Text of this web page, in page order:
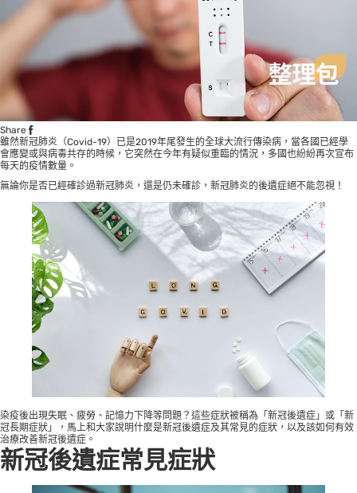
Share
雖然新冠肺炎（Covid-19）已是2019年尾發生的全球大流行傳染病，當各國已經學
會應變或與病毒共存的時候，它突然在今年有疑似重臨的情況，多國也紛紛再次宣布
每天的疫情數量。
無論你是否已經確診過新冠肺炎，還是仍未確診，新冠肺炎的後遺症絕不能忽視！
染疫後出現失眠、疲勞、記憶力下降等問題？這些症狀被稱為「新冠後遺症」或「新
冠長期症狀」，馬上和大家說明什麼是新冠後遺症及其常見的症狀，以及該如何有效
治療改善新冠後遺症。
新冠後遺症常見症狀